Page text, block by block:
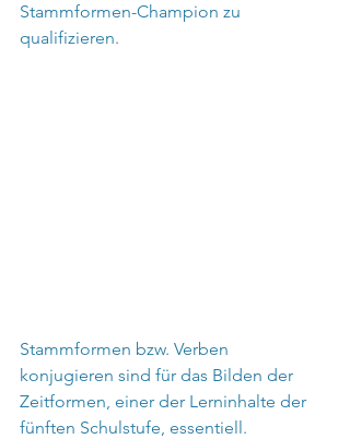
Stammformen-Champion zu
qualifizieren.
Stammformen bzw. Verben
konjugieren sind für das Bilden der
Zeitformen, einer der Lerninhalte der
fünften Schulstufe, essentiell.